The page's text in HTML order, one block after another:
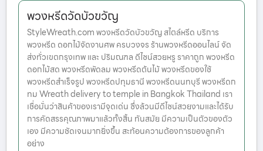
พวงหรีดวัดบัวขวัญ
StyleWreath.com พวงหรีดวัดบัวขวัญ สไตล์หรีด บริการ
พวงหรีด ดอกไม้จัดงานศพ ครบวงจร ร้านพวงหรีดออนไลน์ จัด
ส่งทั่วเขตกรุงเทพ และ ปริมณฑล ดีไซน์สวยหรู ราคาถูก พวงหรีด
ดอกไม้สด พวงหรีดพัดลม พวงหรีดต้นไม้ พวงหรีดของใช้
พวงหรีดสำเร็จรูป พวงหรีดปทุมธานี พวงหรีดนนทบุรี พวงหรีดก
ทม Wreath delivery to temple in Bangkok Thailand เรา
เชื่อมั่นว่าสินค้าของเรามีจุดเด่น ซึ่งล้วนมีดีไซน์สวยงามและได้รับ
การคัดสรรคุณภาพมาแล้วทั้งสิ้น ทันสมัย มีความเป็นตัวของตัว
เอง มีความชัดเจนมากยิ่งขึ้น สะท้อนความต้องการของลูกค้า
อย่าง